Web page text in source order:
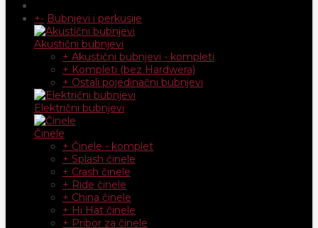
+- Bubnjevi i perkusije
Akustični bubnjevi
+ Akustični bubnjevi - kompleti
+ Kompleti (bez Hardwera)
+ Ostali pojedinačni bubnjevi
Električni bubnjevi
Činele
+ Činele - komplet
+ Splash činele
+ Crash činele
+ Ride činele
+ China činele
+ Hi Hat činele
+ Pribor za činele